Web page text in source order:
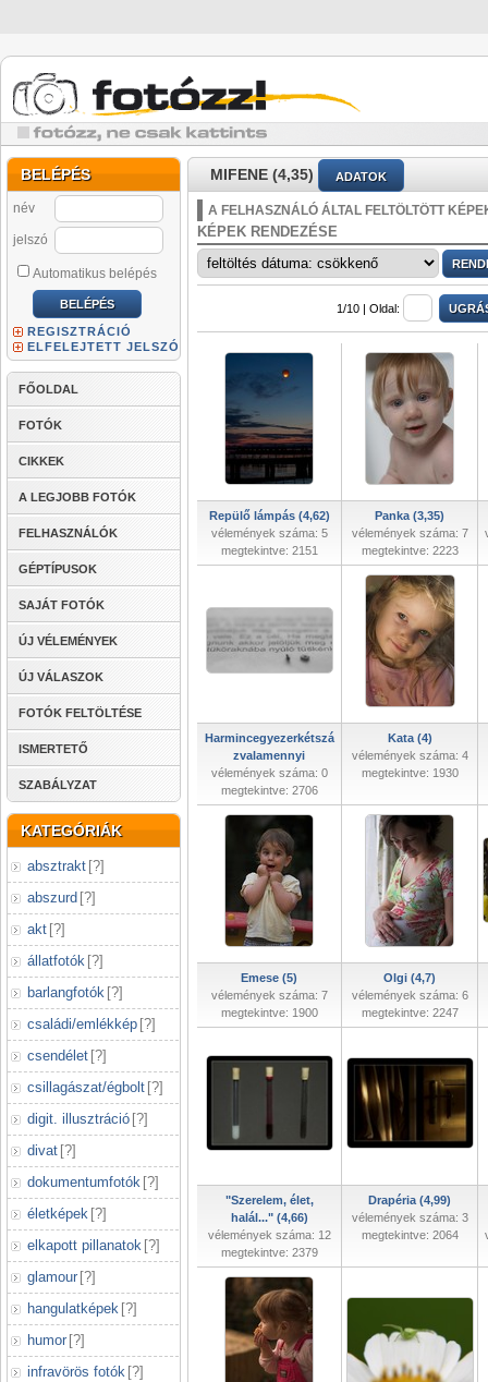
BELÉPÉS
név
jelszó
Automatikus belépés
REGISZTRÁCIÓ
ELFELEJTETT JELSZÓ
FŐOLDAL
FOTÓK
CIKKEK
A LEGJOBB FOTÓK
FELHASZNÁLÓK
GÉPTÍPUSOK
SAJÁT FOTÓK
ÚJ VÉLEMÉNYEK
ÚJ VÁLASZOK
FOTÓK FELTÖLTÉSE
ISMERTETŐ
SZABÁLYZAT
KATEGÓRIÁK
absztrakt [?]
abszurd [?]
akt [?]
állatfotók [?]
barlangfotók [?]
családi/emlékkép [?]
csendélet [?]
csillagászat/égbolt [?]
digit. illusztráció [?]
divat [?]
dokumentumfotók [?]
életképek [?]
elkapott pillanatok [?]
glamour [?]
hangulatképek [?]
humor [?]
infravörös fotók [?]
MIFENE (4,35) ADATOK
A FELHASZNÁLÓ ÁLTAL FELTÖLTÖTT
KÉPEK RENDEZÉSE
1/10 | Oldal:
Repülő lámpás (4,62)
vélemények száma: 5
megtekintve: 2151
Panka (3,35)
vélemények száma: 7
megtekintve: 2223
Harmincegyezerkétszá
zvalamennyi
vélemények száma: 0
megtekintve: 2706
Kata (4)
vélemények száma: 4
megtekintve: 1930
Emese (5)
vélemények száma: 7
megtekintve: 1900
Olgi (4,7)
vélemények száma: 6
megtekintve: 2247
"Szerelem, élet,
halál..." (4,66)
vélemények száma: 12
megtekintve: 2379
Drapéria (4,99)
vélemények száma: 3
megtekintve: 2064